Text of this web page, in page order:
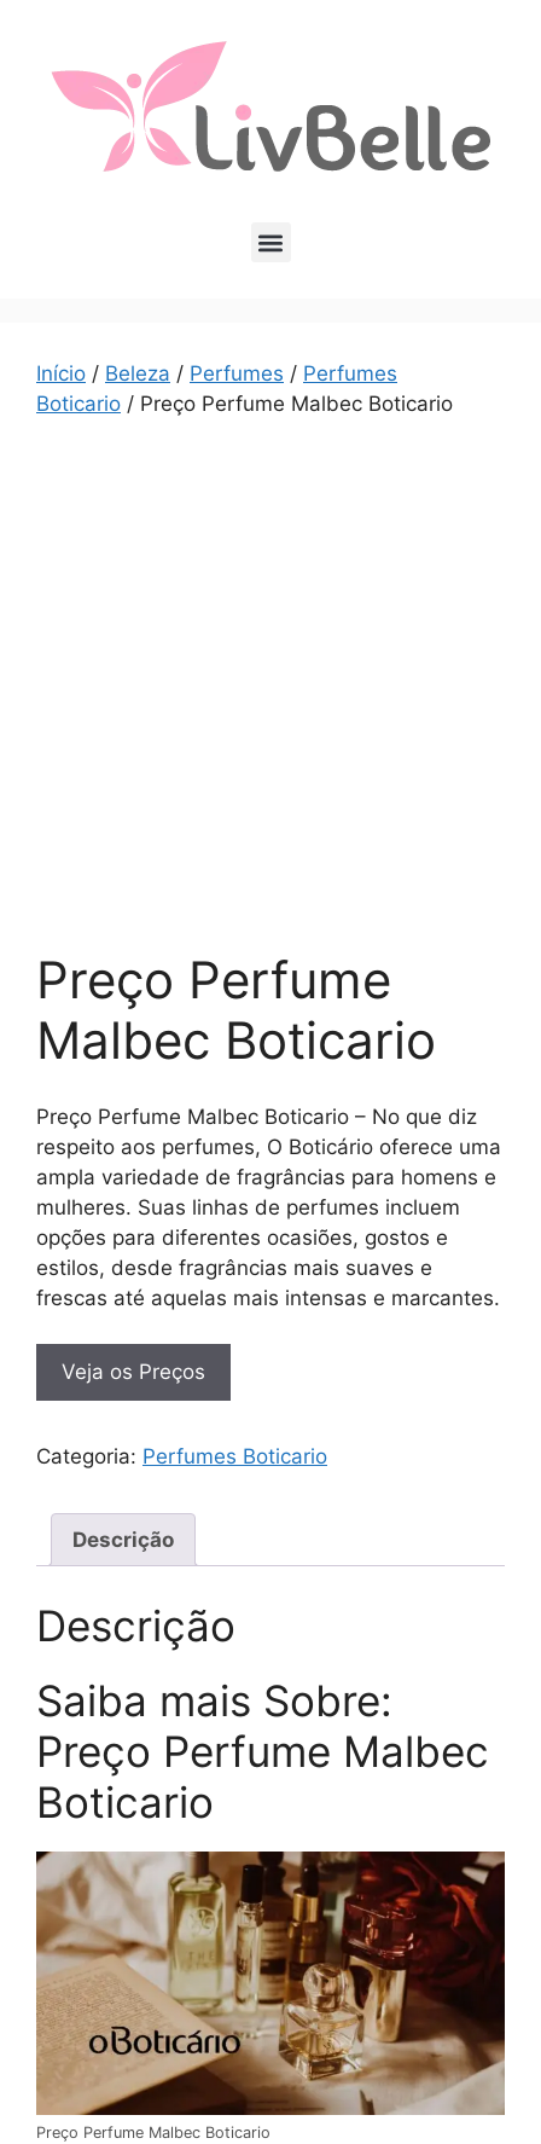
Início / Beleza / Perfumes / Perfumes
Boticario / Preço Perfume Malbec Boticario
Preço Perfume
Malbec Boticario
Preço Perfume Malbec Boticario – No que diz
respeito aos perfumes, O Boticário oferece uma
ampla variedade de fragrâncias para homens e
mulheres. Suas linhas de perfumes incluem
opções para diferentes ocasiões, gostos e
estilos, desde fragrâncias mais suaves e
frescas até aquelas mais intensas e marcantes.
Veja os Preços
Categoria: Perfumes Boticario
Descrição
Descrição
Saiba mais Sobre:
Preço Perfume Malbec
Boticario
Preço Perfume Malbec Boticario